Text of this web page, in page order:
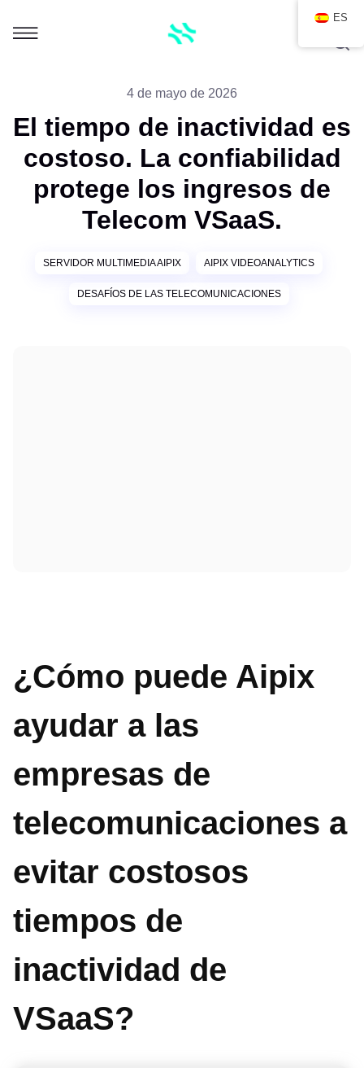
4 de mayo de 2026
El tiempo de inactividad es
costoso. La confiabilidad
protege los ingresos de
Telecom VSaaS.
SERVIDOR MULTIMEDIA AIPIX AIPIX VIDEOANALYTICS
DESAFÍOS DE LAS TELECOMUNICACIONES
¿Cómo puede Aipix
ayudar a las
empresas de
telecomunicaciones a
evitar costosos
tiempos de
inactividad de
VSaaS?
ES